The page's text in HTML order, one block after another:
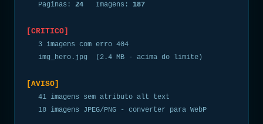
Paginas: 24 Imagens: 187
[CRITICO]
3 imagens com erro 404
img_hero.jpg (2.4 MB - acima do limite)
[AVISO]
41 imagens sem atributo alt text
18 imagens JPEG/PNG - converter para WebP